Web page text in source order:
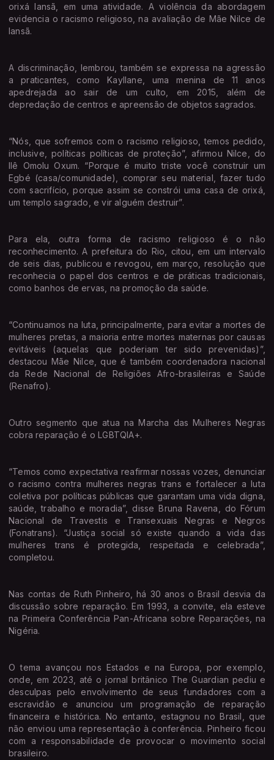
orixá Iansã, em uma atividade. A violência da abordagem
evidencia o racismo religioso, na avaliação de Mãe Nilce de
Iansã.
A discriminação, lembrou, também se expressa na agressão
a praticantes, como Kayllane, uma menina de 11 anos
apedrejada ao sair de um culto, em 2015, além de
depredação de centros e apreensão de objetos sagrados.
“Nós, que sofremos com o racismo religioso, temos pedido,
inclusive, políticas políticas de proteção”, afirmou Nilce, do
Ilê Omolu Oxum. “Porque é muito triste você construir um
Egbé (casa/comunidade), comprar seu material, fazer tudo
com sacrifício, porque assim se constrói uma casa de orixá,
um templo sagrado, e vir alguém destruir”.
Para ela, outra forma de racismo religioso é o não
reconhecimento. A prefeitura do Rio, citou, em um intervalo
de seis dias, publicou e revogou, em março, resolução que
reconhecia o papel dos centros e de práticas tradicionais,
como banhos de ervas, na promoção da saúde.
“Continuamos na luta, principalmente, para evitar a mortes de
mulheres pretas, a maioria entre mortes maternas por causas
evitáveis (aquelas que poderiam ter sido prevenidas)”,
destacou Mãe Nilce, que é também coordenadora nacional
da Rede Nacional de Religiões Afro-brasileiras e Saúde
(Renafro).
Outro segmento que atua na Marcha das Mulheres Negras
cobra reparação é o LGBTQIA+.
“Temos como expectativa reafirmar nossas vozes, denunciar
o racismo contra mulheres negras trans e fortalecer a luta
coletiva por políticas públicas que garantam uma vida digna,
saúde, trabalho e moradia”, disse Bruna Ravena, do Fórum
Nacional de Travestis e Transexuais Negras e Negros
(Fonatrans). “Justiça social só existe quando a vida das
mulheres trans é protegida, respeitada e celebrada”,
completou.
Nas contas de Ruth Pinheiro, há 30 anos o Brasil desvia da
discussão sobre reparação. Em 1993, a convite, ela esteve
na Primeira Conferência Pan-Africana sobre Reparações, na
Nigéria.
O tema avançou nos Estados e na Europa, por exemplo,
onde, em 2023, até o jornal britânico The Guardian pediu e
desculpas pelo envolvimento de seus fundadores com a
escravidão e anunciou um programação de reparação
financeira e histórica. No entanto, estagnou no Brasil, que
não enviou uma representação à conferência. Pinheiro ficou
com a responsabilidade de provocar o movimento social
brasileiro.